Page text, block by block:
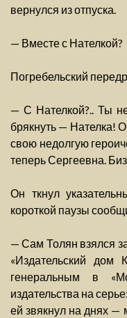
вернулся из отпуска.
— Вместе с Нателкой?
Погребельский
— С Нателкой?.. Ты
брякнуть — Нателка!
свою недолгую
теперь Сергеевна.
Он ткнул
короткой паузы
— Сам Толян взялся
«Издательский дом
генеральным в
издательства на
ей звякнул на днях —